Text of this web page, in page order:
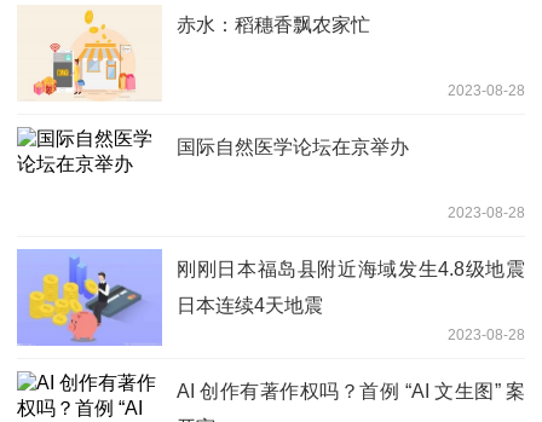
赤水：稻穗香飘农家忙
2023-08-28
国际自然医学论坛在京举办
2023-08-28
刚刚日本福岛县附近海域发生4.8级地震
日本连续4天地震
2023-08-28
AI 创作有著作权吗？首例 “AI 文生图” 案